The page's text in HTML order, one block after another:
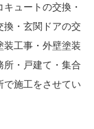
ュートの交換・
換・玄関ドアの交
装工事・外壁塗装
所・戸建て・集合
で施工をさせてい